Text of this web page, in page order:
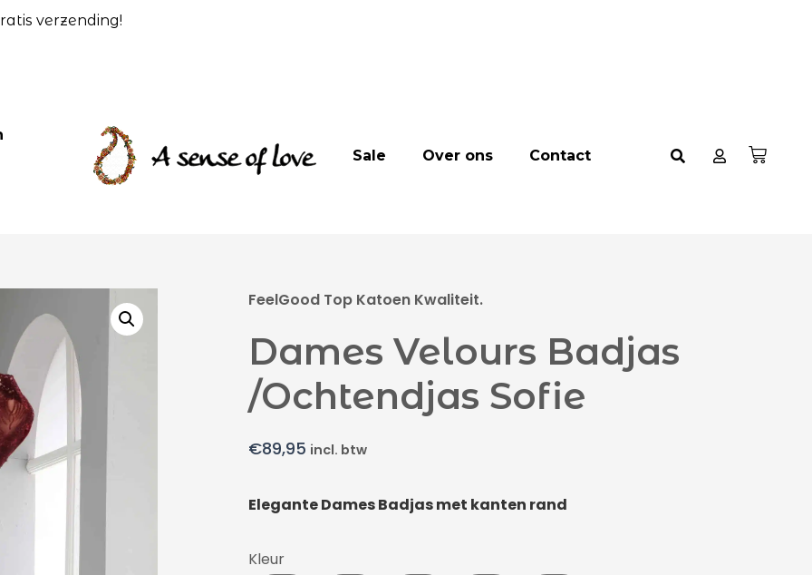
verzending!
Sale
Over ons Contact
FeelGood Top Katoen Kwaliteit.
Dames Velours Badjas
/Ochtendjas Sofie
€89,95 incl. btw
Elegante Dames Badjas met kanten rand
Kleur